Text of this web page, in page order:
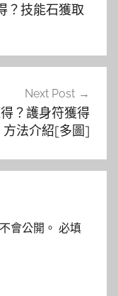
？技能石獲取
Next Post
？護身符獲得
方法介紹[多圖]
會公開。 必填